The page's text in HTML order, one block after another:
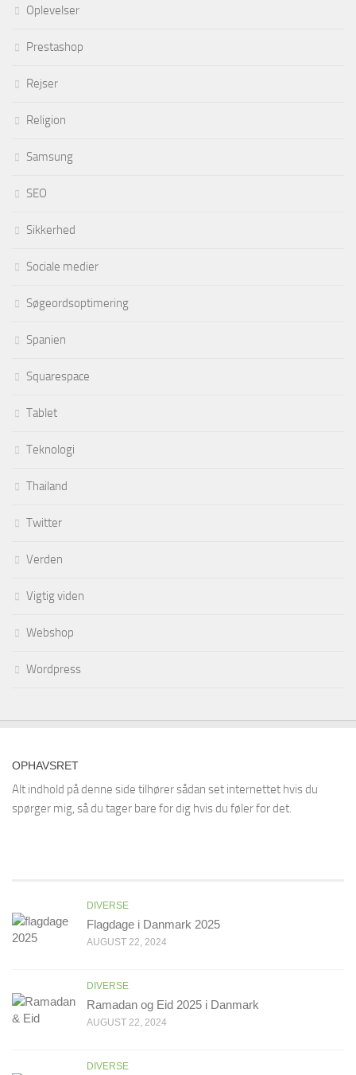
Oplevelser
Prestashop
Rejser
Religion
Samsung
SEO
Sikkerhed
Sociale medier
Søgeordsoptimering
Spanien
Squarespace
Tablet
Teknologi
Thailand
Twitter
Verden
Vigtig viden
Webshop
Wordpress
OPHAVSRET
Alt indhold på denne side tilhører sådan set internettet hvis du
spørger mig, så du tager bare for dig hvis du føler for det.
DIVERSE
Flagdage i Danmark 2025
AUGUST 22, 2024
DIVERSE
Ramadan og Eid 2025 i Danmark
AUGUST 22, 2024
DIVERSE